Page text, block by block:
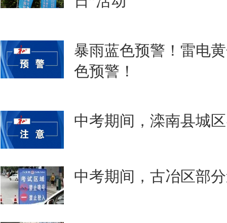
暴雨蓝色预警！雷电
色预警！
中考期间，滦南县城
中考期间，古冶区部